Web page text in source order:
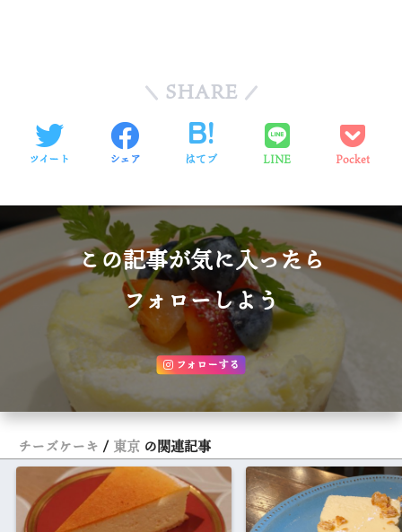
SHARE
ツイート シェア はてブ LINE Pocket
この記事が気に入ったら
フォローしよう
フォローする
チーズケーキ 東京 の関連記事